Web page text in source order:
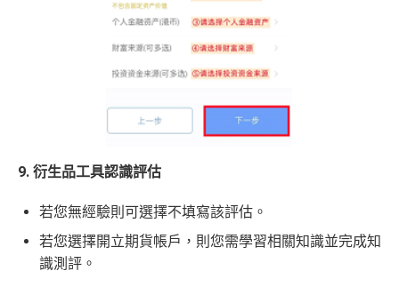
9. 衍生品工具認識評估
若您無經驗則可選擇不填寫該評估。
若您選擇開立期貨帳戶，則您需學習相關知識並完成知
識測評。